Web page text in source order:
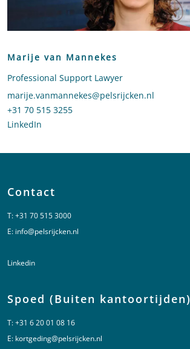
Marije van Mannekes
Professional Support Lawyer
Stuur een e-mail naar Marije van Mannekes
marije.vanmannekes@pelsrijcken.nl
Bel naar Marije van Mannekes
+31 70 515 3255
LinkedIn
Contact
T:+31 70 515 3000
E: info@pelsrijcken.nl
Linkedin
Spoed (Buiten kantoortijden)
T:+31 6 20 01 08 16
E: kortgeding@pelsrijcken.nl